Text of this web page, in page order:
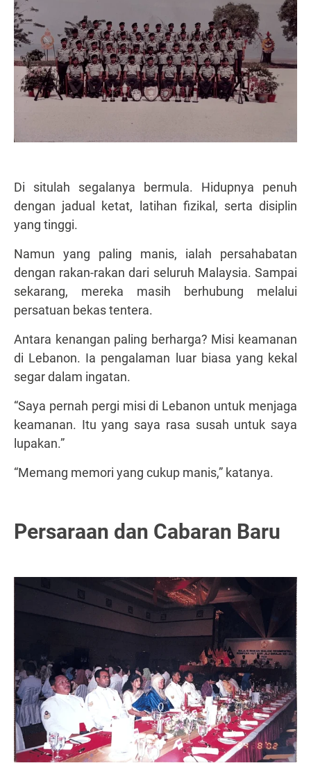
Di situlah segalanya bermula. Hidupnya penuh
dengan jadual ketat, latihan fizikal, serta disiplin
yang tinggi.
Namun yang paling manis, ialah persahabatan
dengan rakan-rakan dari seluruh Malaysia. Sampai
sekarang, mereka masih berhubung melalui
persatuan bekas tentera.
Antara kenangan paling berharga? Misi keamanan
di Lebanon. Ia pengalaman luar biasa yang kekal
segar dalam ingatan.
“Saya pernah pergi misi di Lebanon untuk menjaga
keamanan. Itu yang saya rasa susah untuk saya
lupakan.”
“Memang memori yang cukup manis,” katanya.
Persaraan dan Cabaran Baru